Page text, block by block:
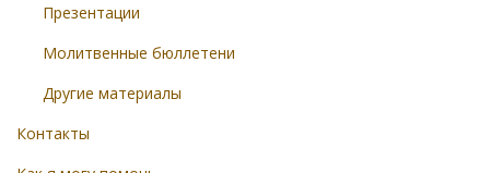
Презентации
Молитвенные бюллетени
Другие материалы
Контакты